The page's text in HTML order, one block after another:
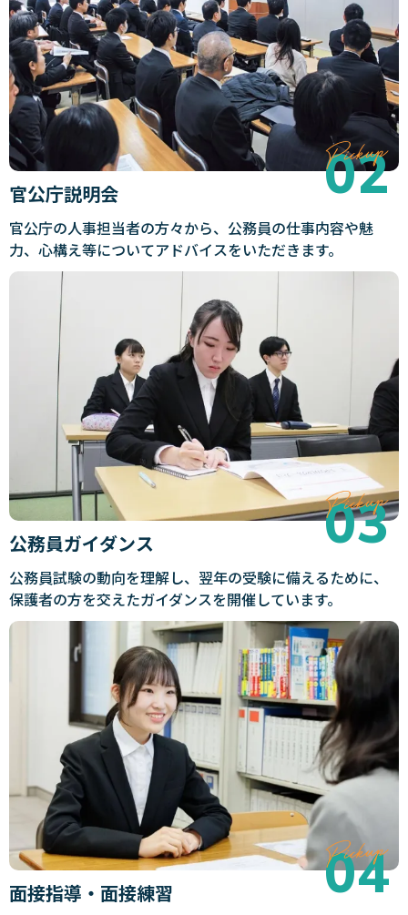
官公庁説明会
官公庁の人事担当者の方々から、公務員の仕事内容や魅
力、心構え等についてアドバイスをいただきます。
公務員ガイダンス
公務員試験の動向を理解し、翌年の受験に備えるために、
保護者の方を交えたガイダンスを開催しています。
面接指導・面接練習